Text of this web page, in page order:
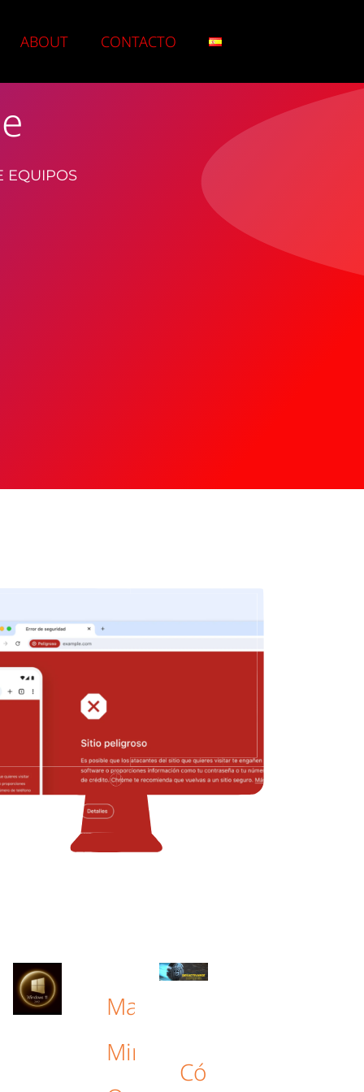
ABOUT CONTACTO
EQUIPOS
Mac
Mini:
Cómo